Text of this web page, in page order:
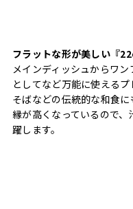
フラットな形が美しい『
メインディッシュからワ
としてなど万能に使える
そばなどの伝統的な和食に
縁が高くなっているので
躍します。